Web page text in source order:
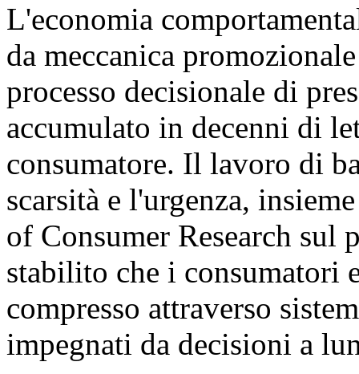
L'economia
da meccanica
processo decisionale di
accumulato in decenni di
consumatore. Il lavoro di
scarsità e l'urgenza,
of Consumer Research sul
stabilito che i consumatori
compresso attraverso
impegnati da decisioni a